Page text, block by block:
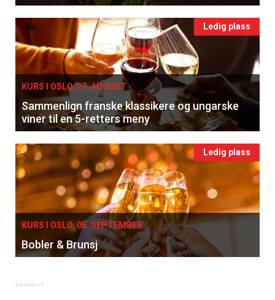
Ledig plass
KURS I OSLO, 27. AUGUST
Sammenlign franske klassikere og ungarske
viner til en 5-retters meny
Ledig plass
KURS I OSLO, 05. SEPTEMBER
Bobler & Brunsj